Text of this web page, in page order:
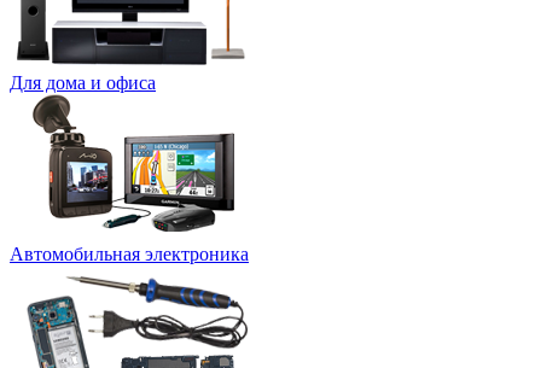
Для дома и офиса
Автомобильная электроника